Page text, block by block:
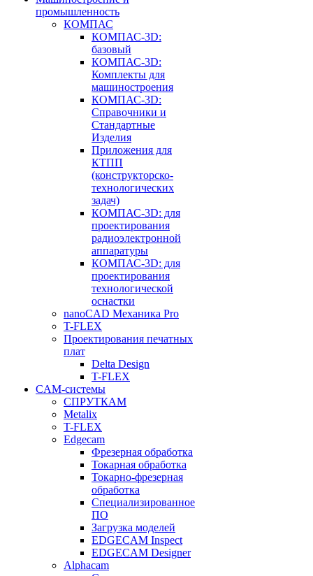
промышленность
КОМПАС
КОМПАС-3D:
базовый
КОМПАС-3D:
Комплекты для
машиностроения
КОМПАС-3D:
Справочники и
Стандартные
Изделия
Приложения для
КТПП
(конструкторско-
технологических
задач)
КОМПАС-3D: для
проектирования
радиоэлектронной
аппаратуры
КОМПАС-3D: для
проектирования
технологической
оснастки
nanoCAD Механика Pro
T-FLEX
Проектирования печатных
плат
Delta Design
T-FLEX
CAM-системы
СПРУТКAM
Metalix
T-FLEX
Edgecam
Фрезерная обработка
Токарная обработка
Токарно-фрезерная
обработка
Специализированное
ПО
Загрузка моделей
EDGECAM Inspect
EDGECAM Designer
Alphacam